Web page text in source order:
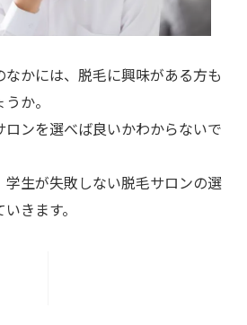
かには、脱毛に興味がある方も
か。
ロンを選べば良いかわからないで
学生が失敗しない脱毛サロンの選
きます。